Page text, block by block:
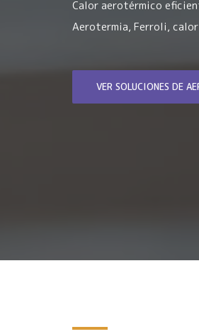
Calor aerotérmico
Aerotermia, Ferroli, calor
VER SOLUCIONES DE